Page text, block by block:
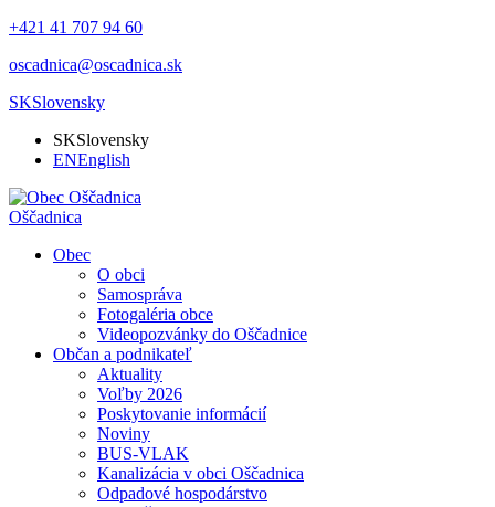
+421 41 707 94 60
oscadnica@oscadnica.sk
SKSlovensky
SKSlovensky
ENEnglish
Oščadnica
Obec
O obci
Samospráva
Fotogaléria obce
Videopozvánky do Oščadnice
Občan a podnikateľ
Aktuality
Voľby 2026
Poskytovanie informácií
Noviny
BUS-VLAK
Kanalizácia v obci Oščadnica
Odpadové hospodárstvo